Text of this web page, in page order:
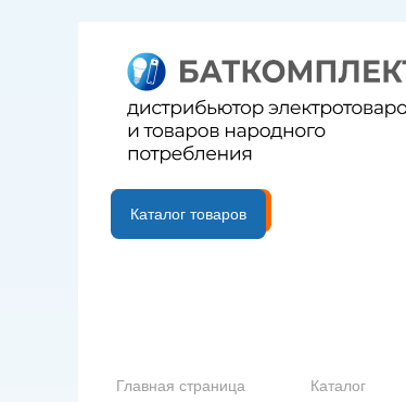
B2B портал
Каталог товаров
Главная страница Каталог